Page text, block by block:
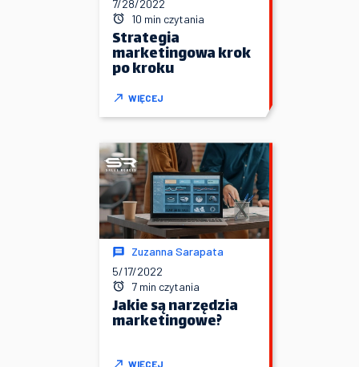
7/28/2022
10 min czytania
Strategia
marketingowa krok
po kroku
WIĘCEJ
Zuzanna Sarapata
5/17/2022
7 min czytania
Jakie są narzędzia
marketingowe?
WIĘCEJ